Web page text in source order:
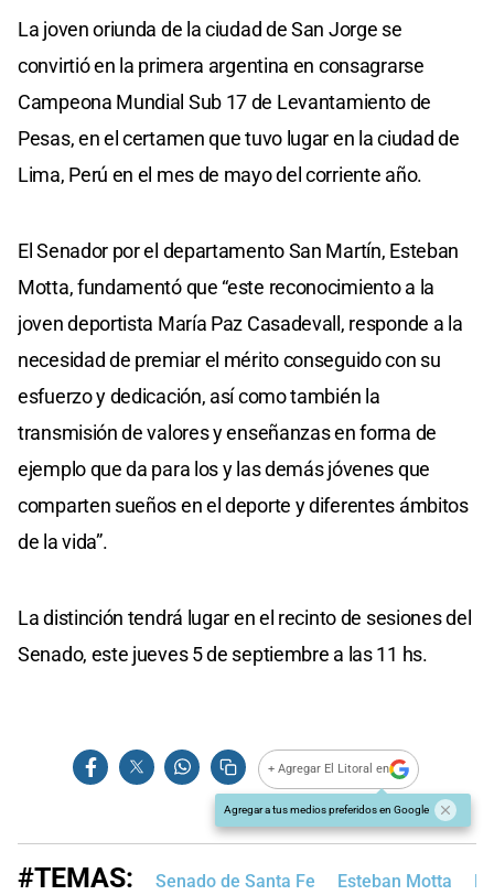
La joven oriunda de la ciudad de San Jorge se
convirtió en la primera argentina en consagrarse
Campeona Mundial Sub 17 de Levantamiento de
Pesas, en el certamen que tuvo lugar en la ciudad de
Lima, Perú en el mes de mayo del corriente año.
El Senador por el departamento San Martín, Esteban
Motta, fundamentó que “este reconocimiento a la
joven deportista María Paz Casadevall, responde a la
necesidad de premiar el mérito conseguido con su
esfuerzo y dedicación, así como también la
transmisión de valores y enseñanzas en forma de
ejemplo que da para los y las demás jóvenes que
comparten sueños en el deporte y diferentes ámbitos
de la vida”.
La distinción tendrá lugar en el recinto de sesiones del
Senado, este jueves 5 de septiembre a las 11 hs.
+ Agregar El Litoral en
Agregar a tus medios preferidos en Google
#TEMAS: Senado de Santa Fe Esteban Motta